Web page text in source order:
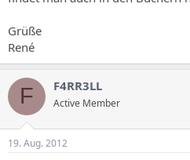
Grüße
René
F F4RR3LL
Active Member
19. Aug. 2012